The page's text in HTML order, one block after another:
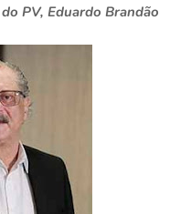
PV, Eduardo Brandão